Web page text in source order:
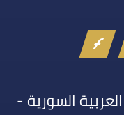
السورية -